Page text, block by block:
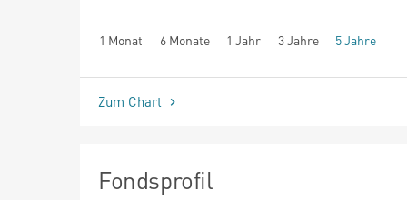
1 Monat 6 Monate 1 Jahr 3 Jahre 5 Jahre
seit Beginn
Zum Chart
Fondsprofil